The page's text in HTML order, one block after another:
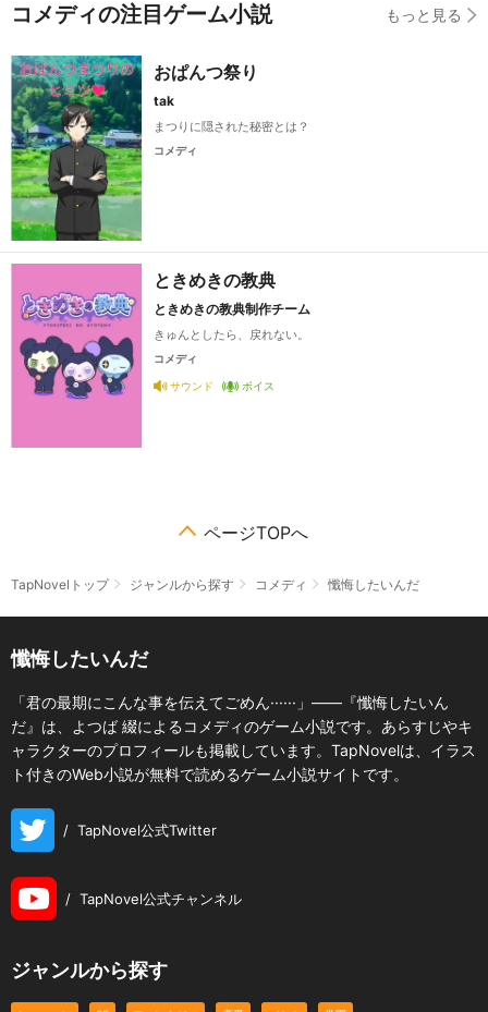
コメディの注目ゲーム小説 もっと見る
おぱんつ祭り
tak
まつりに隠された秘密とは？
コメディ
ときめきの教典
ときめきの教典制作チーム
きゅんとしたら、戻れない。
コメディ
サウンド ボイス
ページTOPへ
TapNovelトップ ジャンルから探す コメディ 懺悔したいんだ
懺悔したいんだ
「君の最期にこんな事を伝えてごめん······」――『懺悔したいん
だ』は、よつば 綴によるコメディのゲーム小説です。あらすじやキ
ャラクターのプロフィールも掲載しています。TapNovelは、イラス
ト付きのWeb小説が無料で読めるゲーム小説サイトです。
/ TapNovel公式Twitter
/ TapNovel公式チャンネル
ジャンルから探す